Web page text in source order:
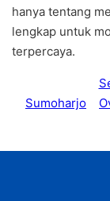
hanya tentang
lengkap untuk
terpercaya.
Sumoharjo